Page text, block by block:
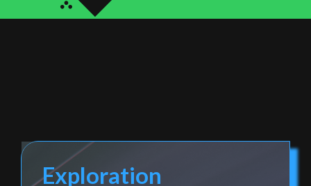
Exploration